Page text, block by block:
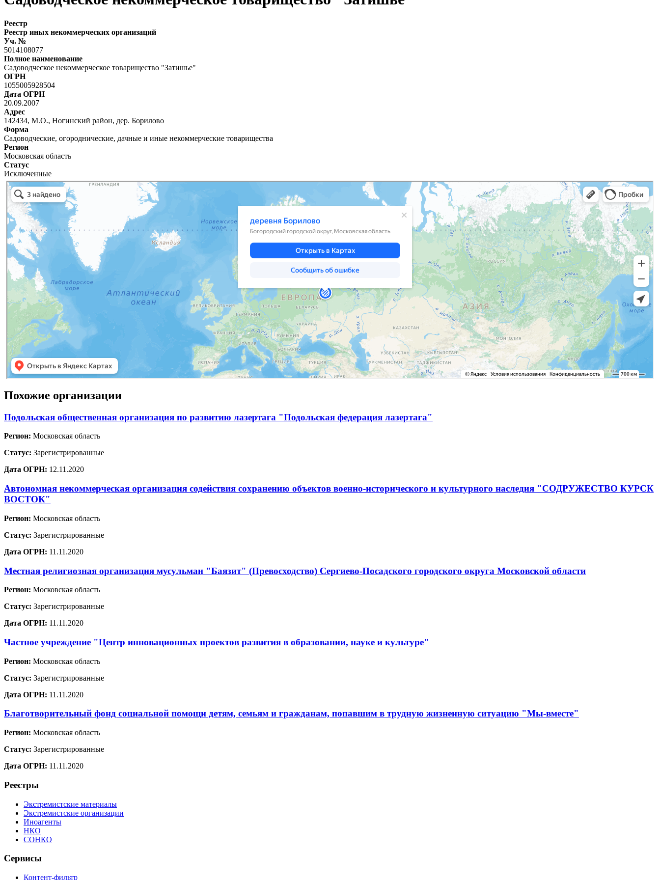
Реестр
Реестр иных некоммерческих организаций
Уч. №
5014108077
Полное наименование
Садоводческое некоммерческое товарищество "Затишье"
ОГРН
1055005928504
Дата ОГРН
20.09.2007
Адрес
142434, М.О., Ногинский район, дер. Борилово
Форма
Садоводческие, огороднические, дачные и иные некоммерческие товарищества
Регион
Московская область
Статус
Исключенные
Похожие организации
Подольская общественная организация по развитию лазертага "Подольская федерация лазертага"
Регион: Московская область
Статус: Зарегистрированные
Дата ОГРН: 12.11.2020
Автономная некоммерческая организация содействия сохранению объектов военно-исторического и культурного наследия "СОДРУЖЕСТВО КУРСК
ВОСТОК"
Регион: Московская область
Статус: Зарегистрированные
Дата ОГРН: 11.11.2020
Местная религиозная организация мусульман "Баязит" (Превосходство) Сергиево-Посадского городского округа Московской области
Регион: Московская область
Статус: Зарегистрированные
Дата ОГРН: 11.11.2020
Частное учреждение "Центр инновационных проектов развития в образовании, науке и культуре"
Регион: Московская область
Статус: Зарегистрированные
Дата ОГРН: 11.11.2020
Благотворительный фонд социальной помощи детям, семьям и гражданам, попавшим в трудную жизненную ситуацию "Мы-вместе"
Регион: Московская область
Статус: Зарегистрированные
Дата ОГРН: 11.11.2020
Реестры
Экстремистские материалы
Экстремистские организации
Иноагенты
НКО
СОНКО
Сервисы
Контент-фильтр